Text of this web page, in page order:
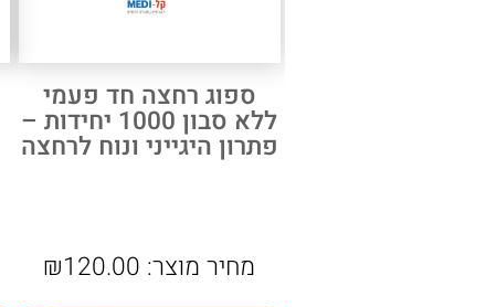
ספוג רחצה חד פעמי
ללא סבון 1000 יחידות –
פתרון היגייני ונוח לרחצה
מחיר מוצר: ₪120.00